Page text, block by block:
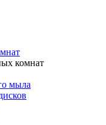
комнат
мыла